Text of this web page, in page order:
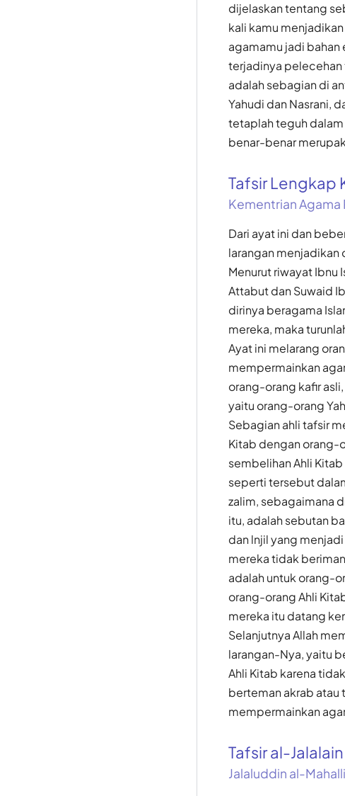
dijelaskan tentang
kali kamu
agamamu jadi bahan
terjadinya pelecehan
adalah sebagian di
Yahudi dan Nasrani,
tetaplah teguh dalam
benar-benar
Tafsir Lengkap
Kementrian Agama
Dari ayat ini dan
larangan
Menurut riwayat Ibnu
Attabut dan Suwaid
dirinya beragama
mereka, maka
Ayat ini melarang
mempermainkan
orang-orang kafir
yaitu orang-orang
Sebagian ahli tafsir
Kitab dengan orang-
sembelihan Ahli
seperti tersebut
zalim, sebagaimana
itu, adalah sebutan
dan lnjil yang
mereka tidak
adalah untuk orang-
orang-orang Ahli
mereka itu datang
Selanjutnya Allah
larangan-Nya, yaitu
Ahli Kitab karena
berteman akrab
mempermainkan
Tafsir al-Jalalain
Jalaluddin al-